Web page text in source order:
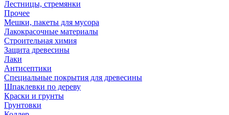
Лестницы, стремянки
Прочее
Мешки, пакеты для мусора
Лакокрасочные материалы
Строительная химия
Защита древесины
Лаки
Антисептики
Специальные покрытия для древесины
Шпаклевки по дереву
Краски и грунты
Грунтовки